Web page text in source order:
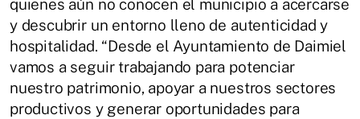
quienes aún no conocen el municipio a acercarse
y descubrir un entorno lleno de autenticidad y
hospitalidad. “Desde el Ayuntamiento de Daimiel
vamos a seguir trabajando para potenciar
nuestro patrimonio, apoyar a nuestros sectores
productivos y generar oportunidades para